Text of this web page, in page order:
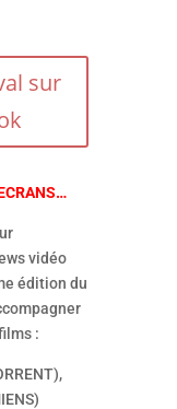
sur
vidéo
édition du
: